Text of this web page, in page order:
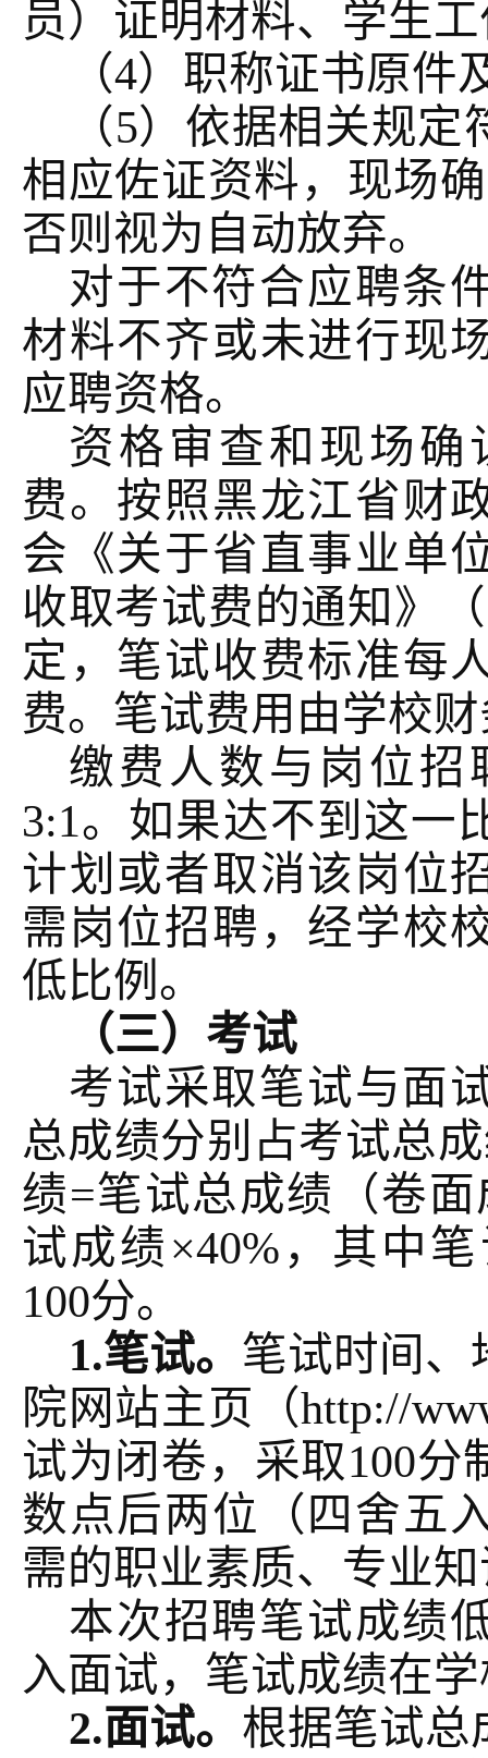
员）证明材料、学生
（4）职称证书原件
（5）依据相关规定
相应佐证资料，现场
否则视为自动放弃。
对于不符合应聘条
材料不齐或未进行现
应聘资格。
资格审查和现场
费。按照黑龙江省财
会《关于省直事业单
收取考试费的通知》
定，笔试收费标准每
费。笔试费用由学校
缴费人数与岗位招
3:1。如果达不到这一
计划或者取消该岗位
需岗位招聘，经学校
低比例。
（三）考试
考试采取笔试与面
总成绩分别占考试总
绩=笔试总成绩（卷
试成绩×40%，其中
100分。
1.笔试。 笔试时间、
院网站主页（http://
试为闭卷，采取100
数点后两位（四舍五
需的职业素质、专业
本次招聘笔试成绩
入面试，笔试成绩在
2.面试。 根据笔试总